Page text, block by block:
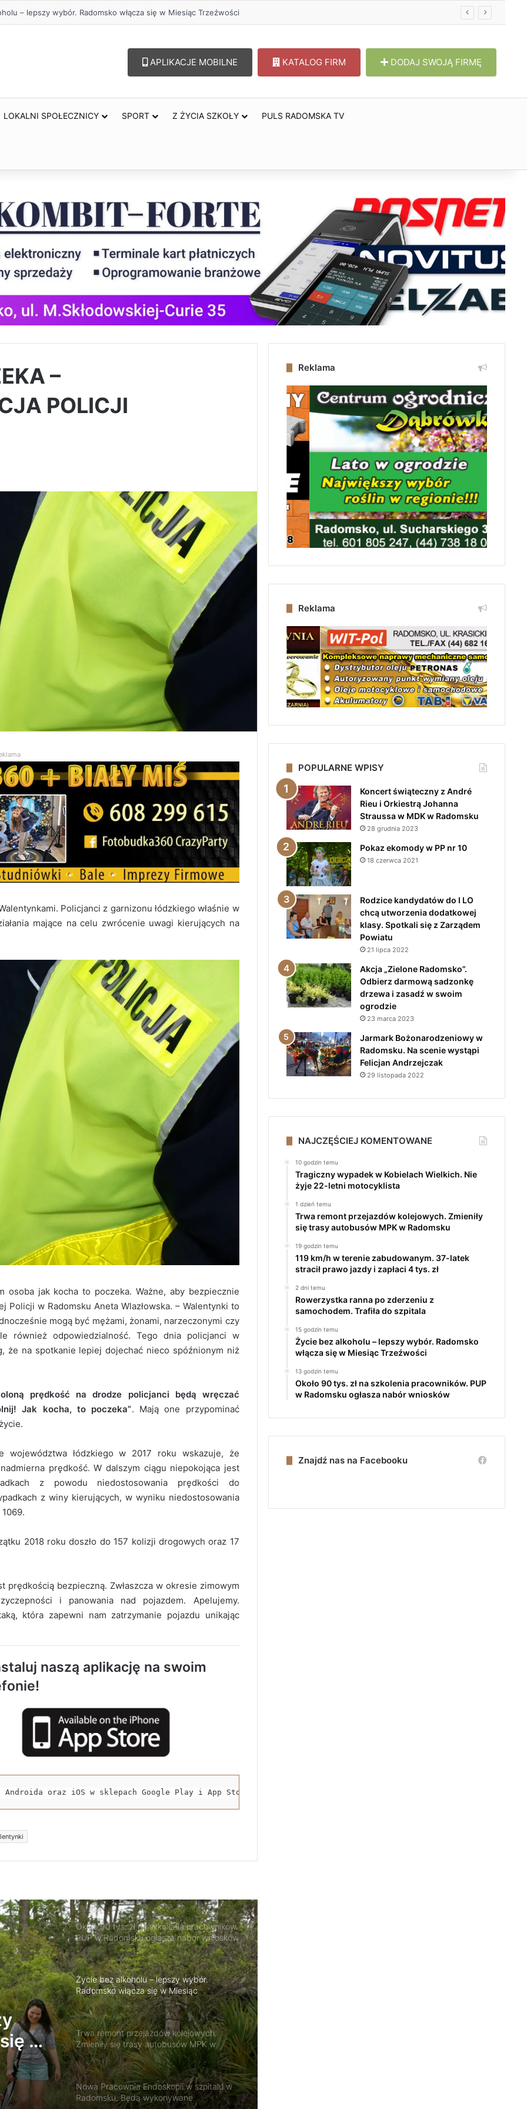
kolejowych. Zmieniły się trasy autobusów MPK w Radomsku
APLIKACJE MOBILNE KATALOG FIRM DODAJ SWOJĄ FIRMĘ
LOKALNI SPOŁECZNICY SPORT Z ŻYCIA SZKOŁY PULS RADOMSKA TV
–
POLICJI
Policjanci z garnizonu łódzkiego właśnie w
mające na celu zwrócenie uwagi kierujących na
jak kocha to poczeka. Ważne, aby bezpiecznie
w Radomsku Aneta Wlazłowska. – Walentynki to
mogą być mężami, żonami, narzeczonymi czy
również odpowiedzialność. Tego dnia policjanci w
że na spotkanie lepiej dojechać nieco spóźnionym niż
prędkość na drodze policjanci będą wręczać
Jak kocha, to poczeka”. Mają one przypominać
województwa łódzkiego w 2017 roku wskazuje, że
prędkość. W dalszym ciągu niepokojąca jest
z powodu niedostosowania prędkości do
z winy kierujących, w wyniku niedostosowania
2018 roku doszło do 157 kolizji drogowych oraz 17
bezpieczną. Zwłaszcza w okresie zimowym
i panowania nad pojazdem. Apelujemy.
która zapewni nam zatrzymanie pojazdu unikając
naszą aplikację na swoim
oraz iOS w sklepach Google Play i App Store.
AQUARA świętuje 5. urodziny. Będą
atrakcje dla całych rodzin
1 sierpnia o godzinie „W” zawyją syreny w
Radomsku
Zakończył się drugi etap rozbudowy strefy
inwestycyjnej w Radomsku
do użytku
Życie bez alkoholu – lepszy wybór.
Radomsko włącza się w Miesiąc
Trzeźwości
Trwa remont przejazdów kolejowych.
Zmieniły się trasy autobusów MPK w
Radomsku
Nowa Pracownia Endoskopii w szpitalu w
Radomsku. Będą wykonywane
zaawansowane badania i zabiegi
Radomsko oddało hołd bohaterom
Powstania Warszawskiego
Reklama
Reklama
POPULARNE WPISY
Koncert świąteczny z André
Rieu i Orkiestrą Johanna
Straussa w MDK w Radomsku
28 grudnia 2023
Pokaz ekomody w PP nr 10
18 czerwca 2021
Rodzice kandydatów do I LO
chcą utworzenia dodatkowej
klasy. Spotkali się z Zarządem
Powiatu
21 lipca 2022
Akcja „Zielone Radomsko”.
Odbierz darmową sadzonkę
drzewa i zasadź w swoim
ogrodzie
23 marca 2023
Jarmark Bożonarodzeniowy w
Radomsku. Na scenie wystąpi
Felicjan Andrzejczak
29 listopada 2022
NAJCZĘŚCIEJ KOMENTOWANE
10 godzin temu
Tragiczny wypadek w Kobielach Wielkich. Nie
żyje 22-letni motocyklista
1 dzień temu
Trwa remont przejazdów kolejowych. Zmieniły
się trasy autobusów MPK w Radomsku
19 godzin temu
119 km/h w terenie zabudowanym. 37-latek
stracił prawo jazdy i zapłaci 4 tys. zł
2 dni temu
Rowerzystka ranna po zderzeniu z
samochodem. Trafiła do szpitala
15 godzin temu
Życie bez alkoholu – lepszy wybór. Radomsko
włącza się w Miesiąc Trzeźwości
13 godzin temu
Około 90 tys. zł na szkolenia pracowników. PUP
w Radomsku ogłasza nabór wniosków
Znajdź nas na Facebooku